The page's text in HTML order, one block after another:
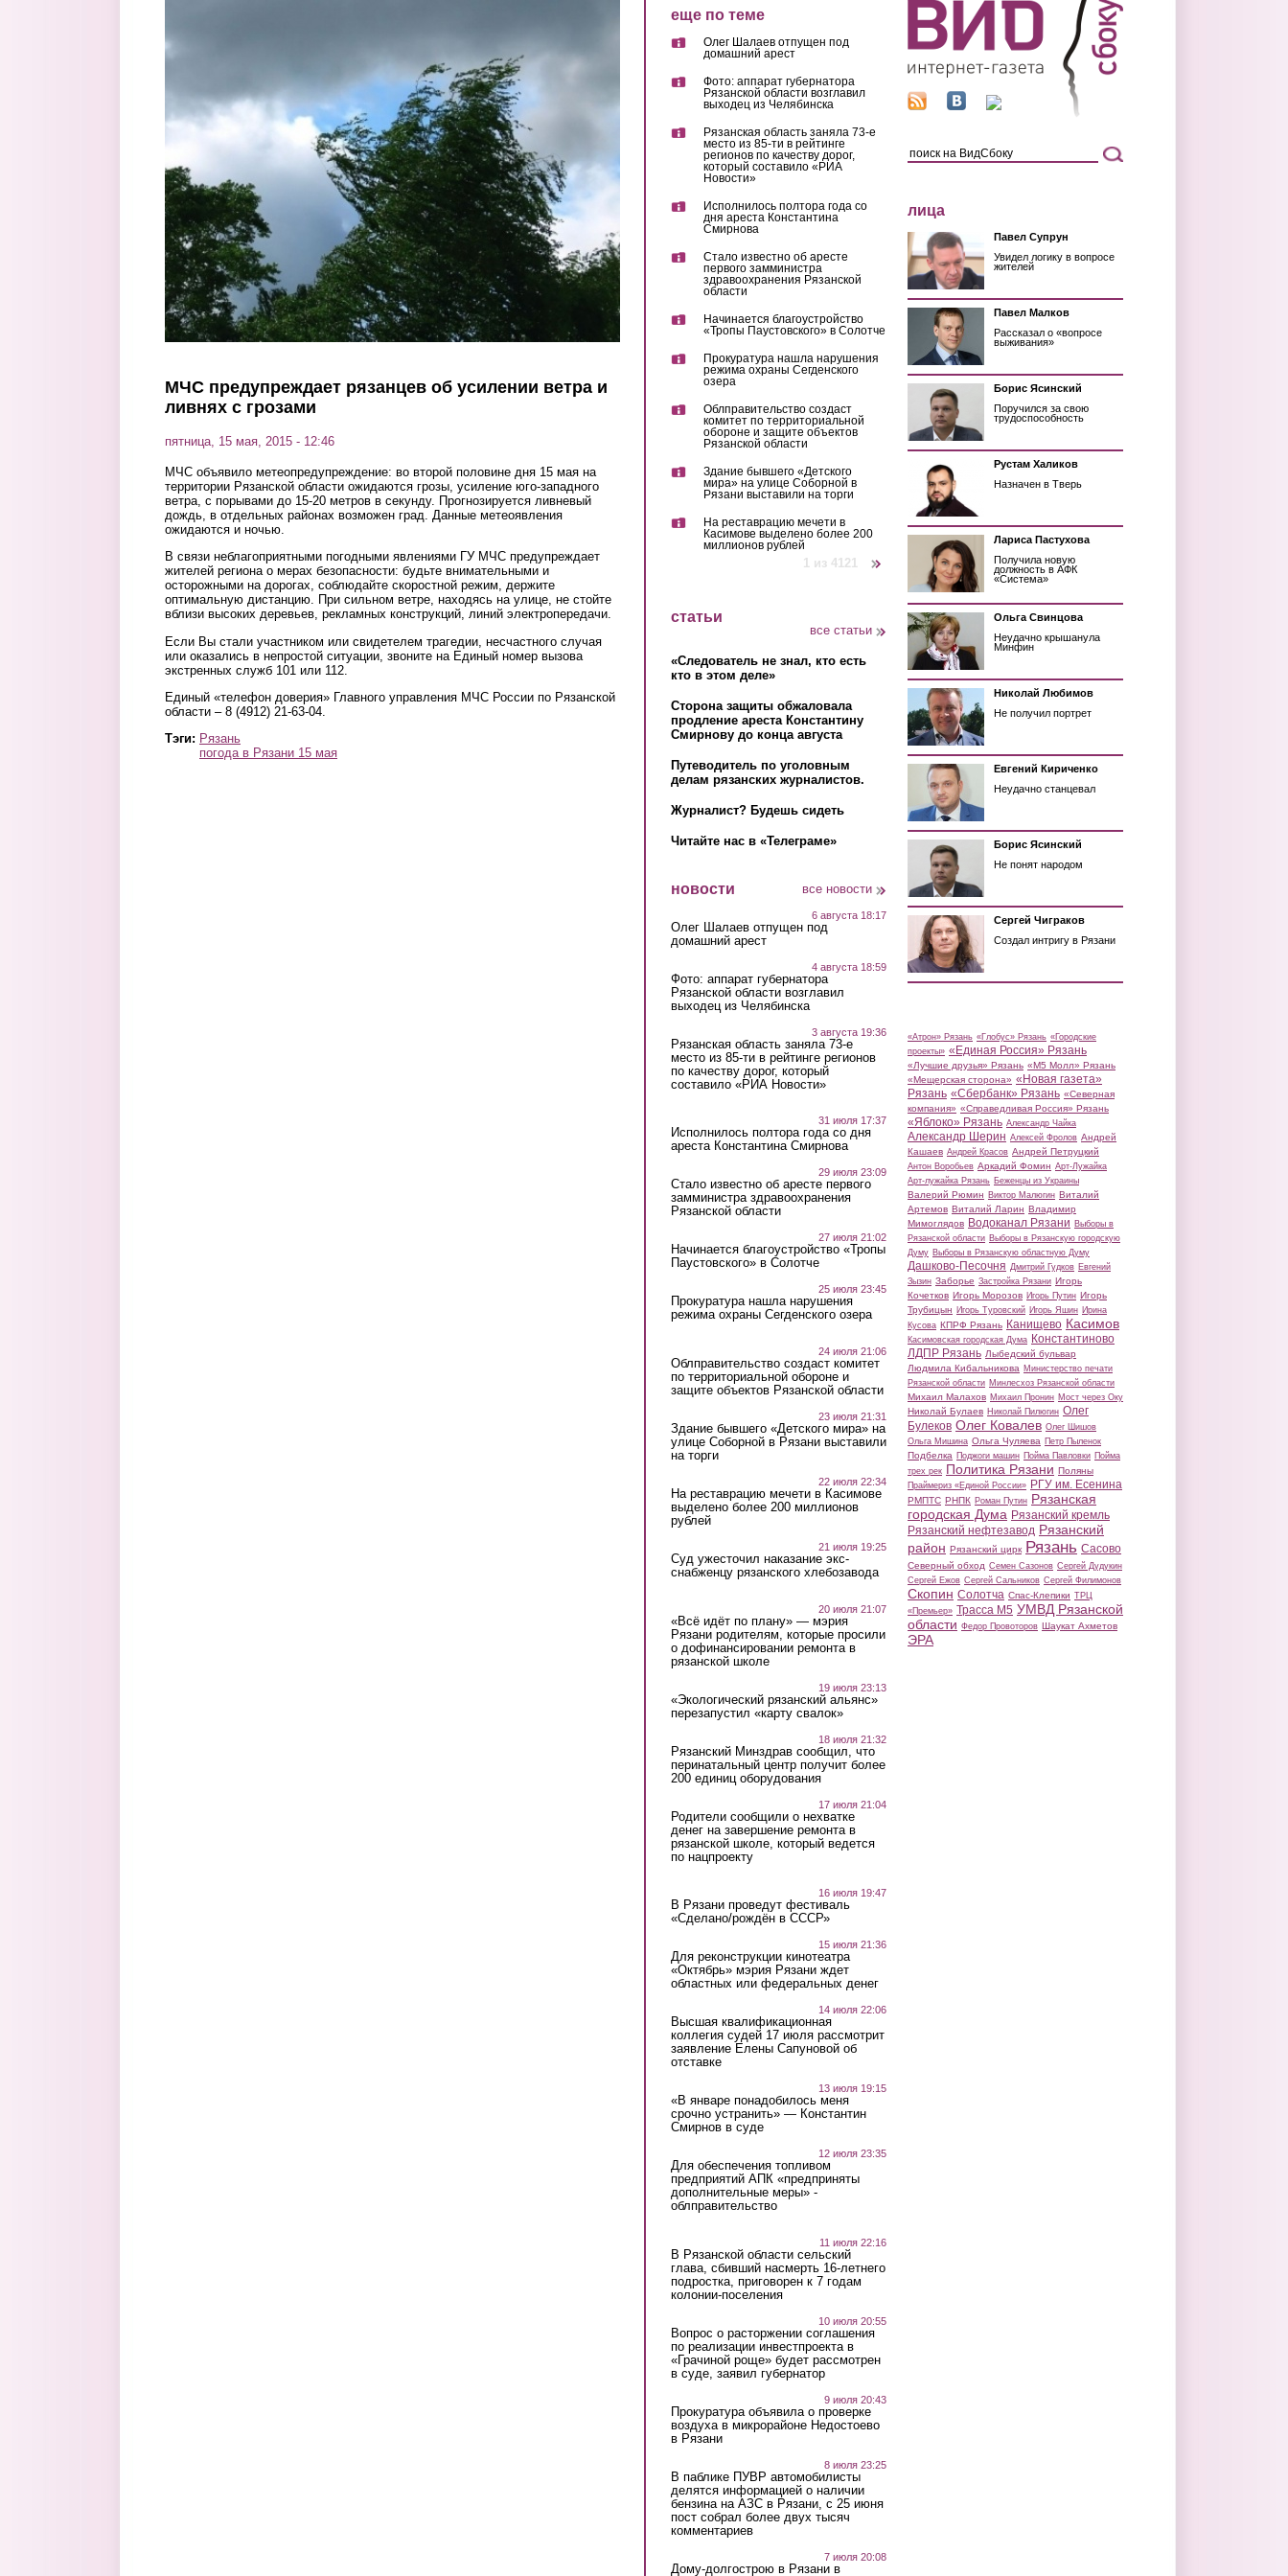
МЧС предупреждает рязанцев об усилении ветра и
ливнях с грозами
пятница, 15 мая, 2015 - 12:46
МЧС объявило метеопредупреждение: во второй половине дня 15 мая на
территории Рязанской области ожидаются грозы, усиление юго-западного
ветра, с порывами до 15-20 метров в секунду. Прогнозируется ливневый
дождь, в отдельных районах возможен град. Данные метеоявления
ожидаются и ночью.
В связи неблагоприятными погодными явлениями ГУ МЧС предупреждает
жителей региона о мерах безопасности: будьте внимательными и
осторожными на дорогах, соблюдайте скоростной режим, держите
оптимальную дистанцию. При сильном ветре, находясь на улице, не стойте
вблизи высоких деревьев, рекламных конструкций, линий электропередачи.
Если Вы стали участником или свидетелем трагедии, несчастного случая
или оказались в непростой ситуации, звоните на Единый номер вызова
экстренных служб 101 или 112.
Единый «телефон доверия» Главного управления МЧС России по Рязанской
области – 8 (4912) 21-63-04.
Тэги: Рязань
погода в Рязани 15 мая
еще по теме
Олег Шалаев отпущен под
домашний арест
Фото: аппарат губернатора
Рязанской области возглавил
выходец из Челябинска
Рязанская область заняла 73-е
место из 85-ти в рейтинге
регионов по качеству дорог,
который составило «РИА
Новости»
Исполнилось полтора года со
дня ареста Константина
Смирнова
Стало известно об аресте
первого замминистра
здравоохранения Рязанской
области
Начинается благоустройство
«Тропы Паустовского» в Солотче
Прокуратура нашла нарушения
режима охраны Сегденского
озера
Облправительство создаст
комитет по территориальной
обороне и защите объектов
Рязанской области
Здание бывшего «Детского
мира» на улице Соборной в
Рязани выставили на торги
На реставрацию мечети в
Касимове выделено более 200
миллионов рублей
1 из 4121
статьи
все статьи
«Следователь не знал, кто есть
кто в этом деле»
Сторона защиты обжаловала
продление ареста Константину
Смирнову до конца августа
Путеводитель по уголовным
делам рязанских журналистов.
Журналист? Будешь сидеть
Читайте нас в «Телеграме»
новости все новости
6 августа 18:17
Олег Шалаев отпущен под
домашний арест
4 августа 18:59
Фото: аппарат губернатора
Рязанской области возглавил
выходец из Челябинска
3 августа 19:36
Рязанская область заняла 73-е
место из 85-ти в рейтинге регионов
по качеству дорог, который
составило «РИА Новости»
31 июля 17:37
Исполнилось полтора года со дня
ареста Константина Смирнова
29 июля 23:09
Стало известно об аресте первого
замминистра здравоохранения
Рязанской области
27 июля 21:02
Начинается благоустройство «Тропы
Паустовского» в Солотче
25 июля 23:45
Прокуратура нашла нарушения
режима охраны Сегденского озера
24 июля 21:06
Облправительство создаст комитет
по территориальной обороне и
защите объектов Рязанской области
23 июля 21:31
Здание бывшего «Детского мира» на
улице Соборной в Рязани выставили
на торги
22 июля 22:34
На реставрацию мечети в Касимове
выделено более 200 миллионов
рублей
21 июля 19:25
Суд ужесточил наказание экс-
снабженцу рязанского хлебозавода
20 июля 21:07
«Всё идёт по плану» — мэрия
Рязани родителям, которые просили
о дофинансировании ремонта в
рязанской школе
19 июля 23:13
«Экологический рязанский альянс»
перезапустил «карту свалок»
18 июля 21:32
Рязанский Минздрав сообщил, что
перинатальный центр получит более
200 единиц оборудования
17 июля 21:04
Родители сообщили о нехватке
денег на завершение ремонта в
рязанской школе, который ведется
по нацпроекту
16 июля 19:47
В Рязани проведут фестиваль
«Сделано/рождён в СССР»
15 июля 21:36
Для реконструкции кинотеатра
«Октябрь» мэрия Рязани ждет
областных или федеральных денег
14 июля 22:06
Высшая квалификационная
коллегия судей 17 июля рассмотрит
заявление Елены Сапуновой об
отставке
13 июля 19:15
«В январе понадобилось меня
срочно устранить» — Константин
Смирнов в суде
12 июля 23:35
Для обеспечения топливом
предприятий АПК «предприняты
дополнительные меры» -
облправительство
11 июля 22:16
В Рязанской области сельский
глава, сбивший насмерть 16-летнего
подростка, приговорен к 7 годам
колонии-поселения
10 июля 20:55
Вопрос о расторжении соглашения
по реализации инвестпроекта в
«Грачиной роще» будет рассмотрен
в суде, заявил губернатор
9 июля 20:43
Прокуратура объявила о проверке
воздуха в микрорайоне Недостоево
в Рязани
8 июля 23:25
В паблике ПУВР автомобилисты
делятся информацией о наличии
бензина на АЗС в Рязани, с 25 июня
пост собрал более двух тысяч
комментариев
7 июля 20:08
Дому-долгострою в Рязани в
лица
Павел Супрун
Увидел логику в вопросе
жителей
Павел Малков
Рассказал о «вопросе
выживания»
Борис Ясинский
Поручился за свою
трудоспособность
Рустам Халиков
Назначен в Тверь
Лариса Пастухова
Получила новую
должность в АФК
«Система»
Ольга Свинцова
Неудачно крышанула
Минфин
Николай Любимов
Не получил портрет
Евгений Кириченко
Неудачно станцевал
Борис Ясинский
Не понят народом
Сергей Чиграков
Создал интригу в Рязани
«Атрон» Рязань «Глобус» Рязань «Городские
проекты» «Единая Россия» Рязань
«Лучшие друзья» Рязань «М5 Молл» Рязань
«Мещерская сторона» «Новая газета»
Рязань «Сбербанк» Рязань «Северная
компания» «Справедливая Россия» Рязань
«Яблоко» Рязань Александр Чайка
Александр Шерин Алексей Фролов Андрей
Кашаев Андрей Красов Андрей Петруцкий
Антон Воробьев Аркадий Фомин Арт-Лужайка
Арт-лужайка Рязань Беженцы из Украины
Валерий Рюмин Виктор Малюгин Виталий
Артемов Виталий Ларин Владимир
Мимоглядов Водоканал Рязани Выборы в
Рязанской области Выборы в Рязанскую городскую
Думу Выборы в Рязанскую областную Думу
Дашково-Песочня Дмитрий Гудков Евгений
Зызин Заборье Застройка Рязани Игорь
Кочетков Игорь Морозов Игорь Путин Игорь
Трубицын Игорь Туровский Игорь Яшин Ирина
Кусова КПРФ Рязань Канищево Касимов
Касимовская городская Дума Константиново
ЛДПР Рязань Лыбедский бульвар
Людмила Кибальникова Министерство печати
Рязанской области Минлесхоз Рязанской области
Михаил Малахов Михаил Пронин Мост через Оку
Николай Булаев Николай Пилюгин Олег
Булеков Олег Ковалев Олег Шишов
Ольга Мишина Ольга Чуляева Петр Пыленок
Подбелка Поджоги машин Пойма Павловки Пойма
трех рек Политика Рязани Поляны
Праймериз «Единой России» РГУ им. Есенина
РМПТС РНПК Роман Путин Рязанская
городская Дума Рязанский кремль
Рязанский нефтезавод Рязанский
район Рязанский цирк Рязань Сасово
Северный обход Семен Сазонов Сергей Дудукин
Сергей Ежов Сергей Сальников Сергей Филимонов
Скопин Солотча Спас-Клепики ТРЦ
«Премьер» Трасса М5 УМВД Рязанской
области Федор Провоторов Шаукат Ахметов
ЭРА